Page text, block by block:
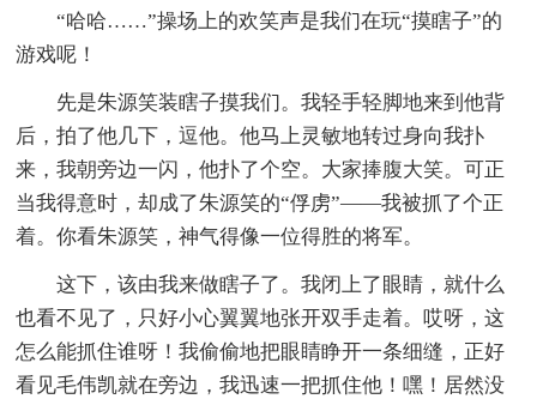
“哈哈……”操场上的欢笑声是我们在玩“摸瞎子”的
游戏呢！
先是朱源笑装瞎子摸我们。我轻手轻脚地来到他背
后，拍了他几下，逗他。他马上灵敏地转过身向我扑
来，我朝旁边一闪，他扑了个空。大家捧腹大笑。可正
当我得意时，却成了朱源笑的“俘虏”——我被抓了个正
着。你看朱源笑，神气得像一位得胜的将军。
这下，该由我来做瞎子了。我闭上了眼睛，就什么
也看不见了，只好小心翼翼地张开双手走着。哎呀，这
怎么能抓住谁呀！我偷偷地把眼睛睁开一条细缝，正好
看见毛伟凯就在旁边，我迅速一把抓住他！嘿！居然没